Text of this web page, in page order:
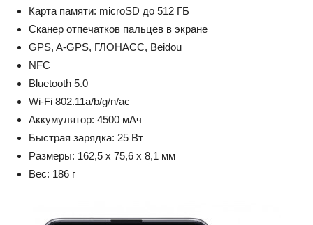
Карта памяти: microSD до 512 ГБ
Сканер отпечатков пальцев в экране
GPS, A-GPS, ГЛОНАСС, Beidou
NFC
Bluetooth 5.0
Wi-Fi 802.11a/b/g/n/ac
Аккумулятор: 4500 мАч
Быстрая зарядка: 25 Вт
Размеры: 162,5 x 75,6 x 8,1 мм
Вес: 186 г